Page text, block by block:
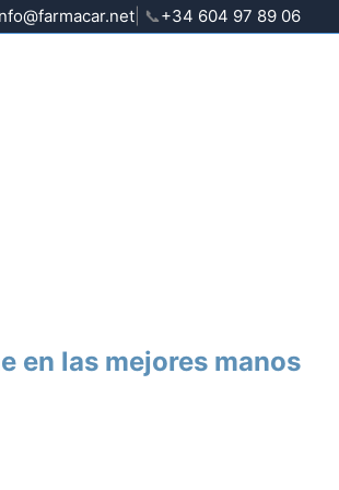
| 📞+34 604 97 89 06
en las mejores manos